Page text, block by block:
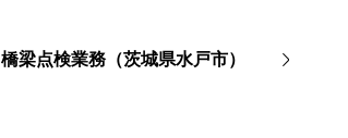
橋梁点検業務（茨城県水戸市）